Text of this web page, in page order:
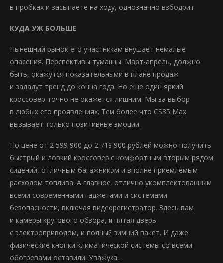
в пробках и засыпаете на ходу, однозначно взбодрит.
КУДА УЖ БОЛЬШЕ
Нынешний рынок его участникам внушает немалые
опасения. Перспективы туманны. Март-апрель, должно
быть, окажутся показательными в плане продаж
и зададут тренд до конца года. Но еще один яркий
кроссовер точно не окажется лишним. Мы за выбор
в любых его проявлениях. Тем более что CS35 Max
вызывает только позитивные эмоции.
По цене от 2 599 900 до 2 719 900 рублей можно получить
быстрый и ловкий кроссовер с комфортным вторым рядом
сидений, отличным багажником и вполне приемлемым
расходом топлива. А главное, отлично укомплектованным
всеми современными гаджетами и системами
безопасности, включая видеорегистратор. Здесь вам
и камеры кругового обзора, и пятая дверь
с электроприводом, и полный зимний пакет. И даже
физические кнопки климатической системы со всеми
обогревами оставили. Уважуха…